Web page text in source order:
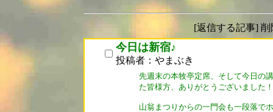
[返信する記事]
今日は新宿♪
投稿者：やまぶき
先週末の本牧亭定席、そして今日の
た皆様方、ありがとうございました！
山翁まつりからの一門会も一段落